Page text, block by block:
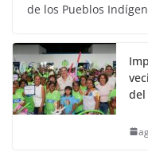
de los Pueblos
del